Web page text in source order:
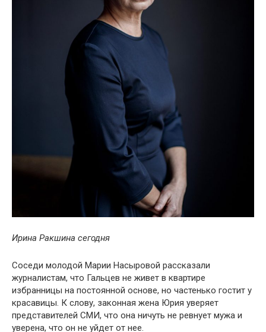
Ирина Ракшина сегодня
Соседи молодой Марии Насыровой рассказали
журналистам, что Гальцев не живет в квартире
избранницы на постоянной основе, но частенько гостит у
красавицы. К слову, законная жена Юрия уверяет
представителей СМИ, что она ничуть не ревнует мужа и
уверена, что он не уйдет от нее.